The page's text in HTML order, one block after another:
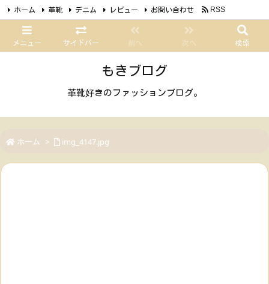
メニュー サイドバー 前へ 次へ 検索
ホーム 革靴 デニム レビュー お問い合わせ RSS
Feedly
もきブログ
革靴好きのファッションブログ。
ホーム > img_4147.jpg